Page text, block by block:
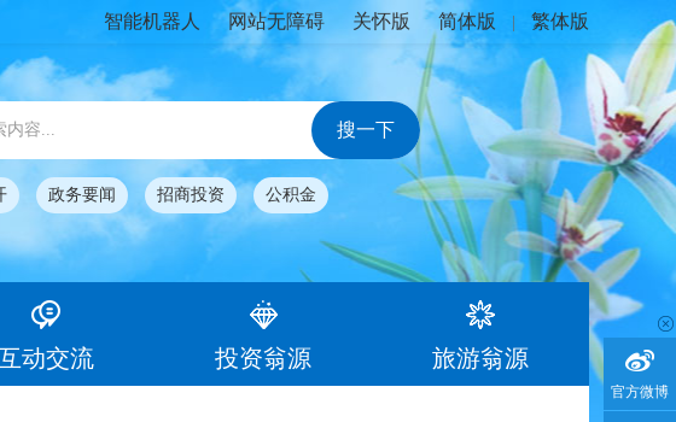
官方微博
智能机器人 网站无障碍 关怀版 简体版 繁体版
政务要闻 招商投资 公积金
动交流 投资翁源 旅游翁源